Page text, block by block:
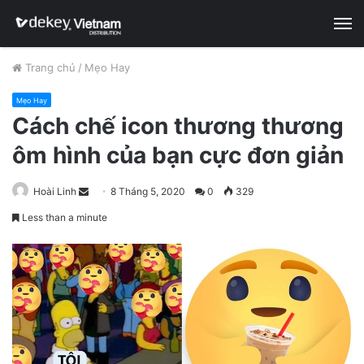
Trang chủ / Mẹo Hay
Mẹo Hay
Cách chế icon thương thương
ôm hình của bạn cực đơn giản
Hoài Linh
d
a
n
a
8 Tháng 5, 2020 0 329
Less than a minute